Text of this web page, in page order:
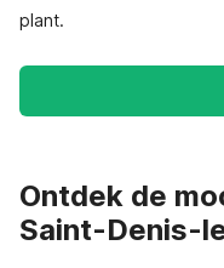
plant.
Ontdek de
Saint-Denis-